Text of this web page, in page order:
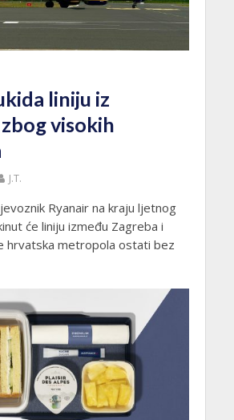
liniju iz
visokih
J.T.
Ryanair na kraju ljetnog
će liniju između Zagreba i
hrvatska metropola ostati bez